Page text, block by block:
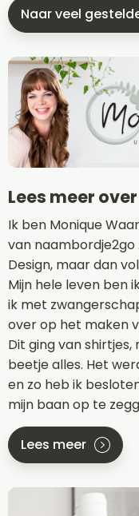
Naar veel
Lees meer
Ik ben Monique
van naambordje2go
Design, maar dan
Mijn hele leven ben
ik met
over op het maken
Dit ging van
beetje alles. Het
en zo heb ik
mijn baan op te
Lees meer